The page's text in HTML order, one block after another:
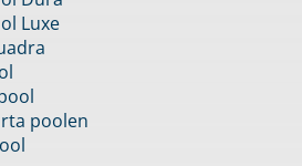
Luxe
poolen